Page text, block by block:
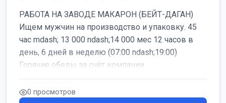
РАБОТА НА ЗАВОДЕ МАКАРОН (БЕЙТ-ДАГАН)
Ищем мужчин на производство и упаковку. 45
час mdash; 13 000 ndash;14 000 мес 12 часов в
день, 6 дней в неделю (07:00 ndash;19:00)
Горячие обеды за счёт компании ...
0 просмотров